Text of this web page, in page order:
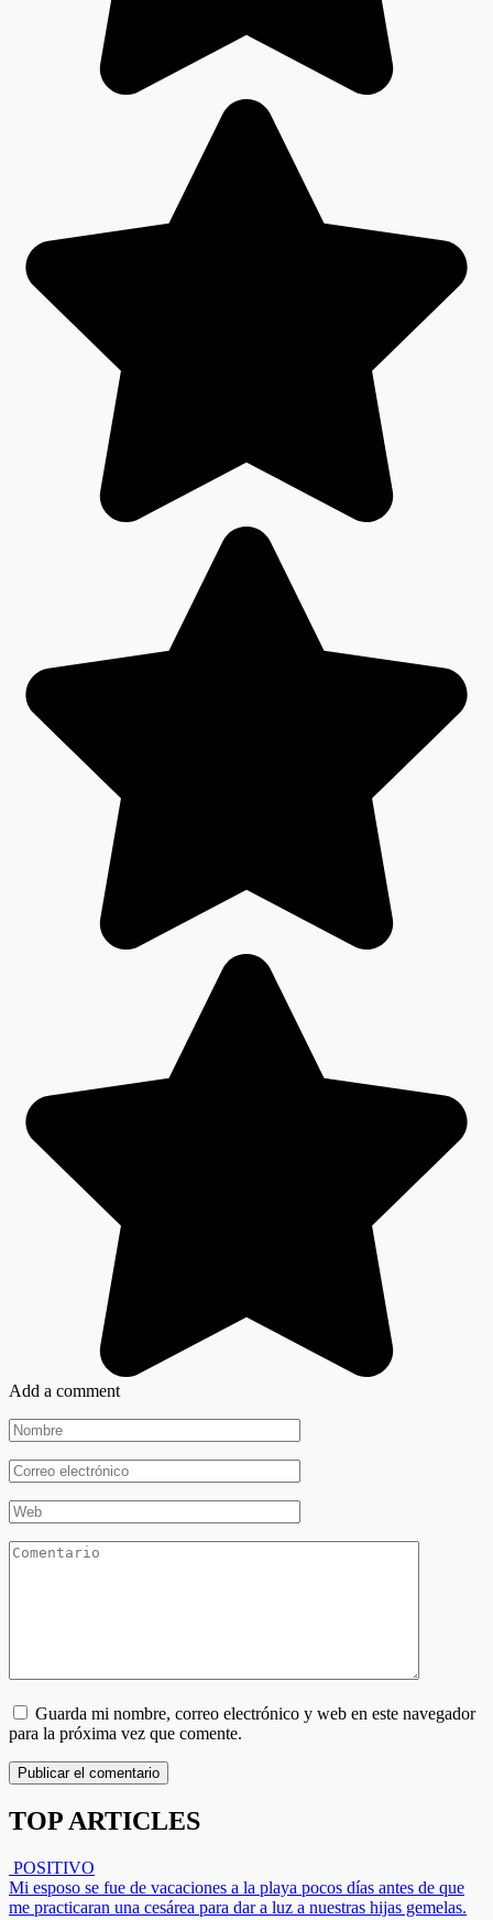
Add a comment
Nombre
*
Correo
electrónico
*Web
Comentario
Guarda mi nombre, correo electrónico y web en este navegador
para la próxima vez que comente.
TOP ARTICLES
POSITIVO
Mi esposo se fue de vacaciones a la playa pocos días antes de que
me practicaran una cesárea para dar a luz a nuestras hijas gemelas.